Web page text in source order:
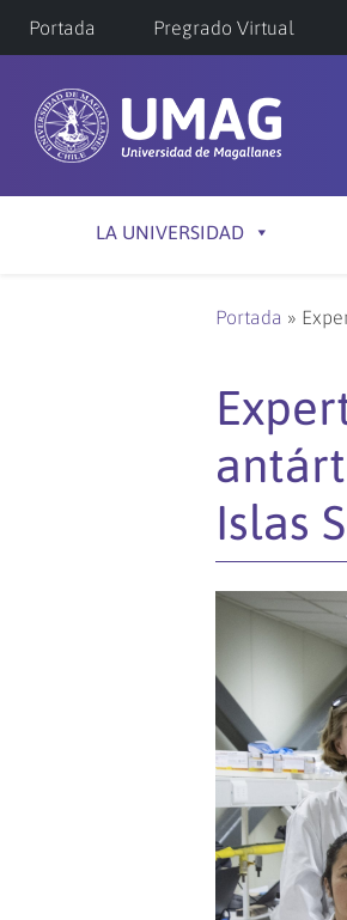
Portada Pregrado Virtual
LA UNIVERSIDAD
Portada »
Islas